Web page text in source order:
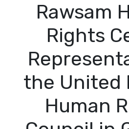
Rawsam
Rights
the United
Human